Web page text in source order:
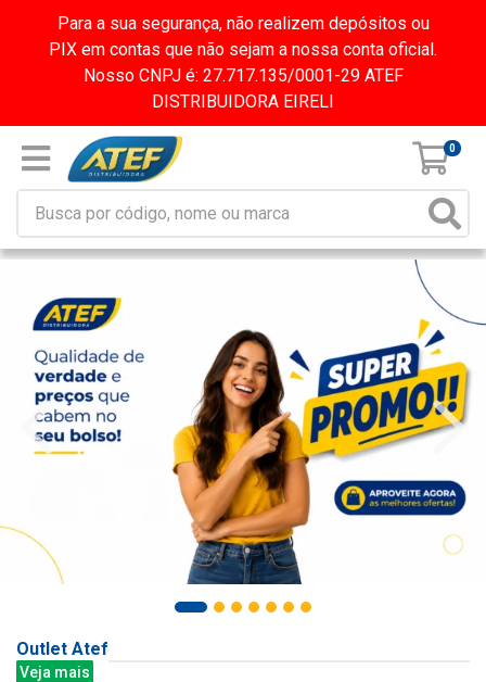
Para a sua segurança, não realizem depósitos ou
PIX em contas que não sejam a nossa conta oficial.
Nosso CNPJ é: 27.717.135/0001-29 ATEF
DISTRIBUIDORA EIRELI
0
Outlet Atef
Veja mais